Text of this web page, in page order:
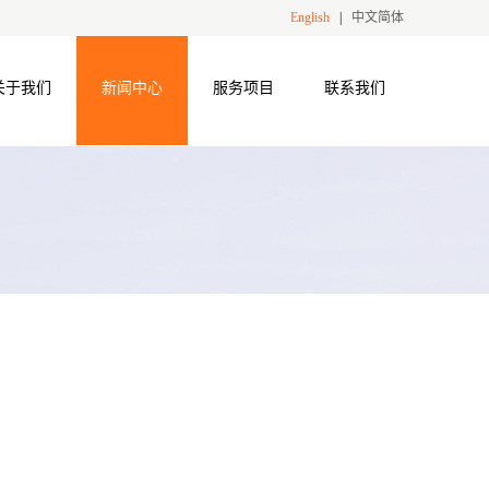
English 中文简体
于我们 新闻中心 服务项目 联系我们